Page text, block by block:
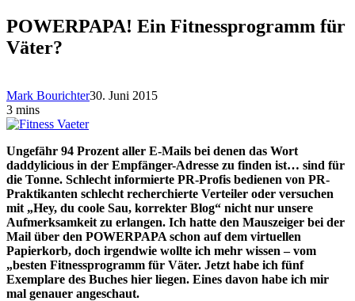
POWERPAPA! Ein Fitnessprogramm für
Väter?
Mark Bourichter30. Juni 2015
3 mins
Ungefähr 94 Prozent aller E-Mails bei denen das Wort
daddylicious in der Empfänger-Adresse zu finden ist… sind für
die Tonne. Schlecht informierte PR-Profis bedienen von PR-
Praktikanten schlecht recherchierte Verteiler oder versuchen
mit „Hey, du coole Sau, korrekter Blog“ nicht nur unsere
Aufmerksamkeit zu erlangen. Ich hatte den Mauszeiger bei der
Mail über den POWERPAPA schon auf dem virtuellen
Papierkorb, doch irgendwie wollte ich mehr wissen – vom
„besten Fitnessprogramm für Väter. Jetzt habe ich fünf
Exemplare des Buches hier liegen. Eines davon habe ich mir
mal genauer angeschaut.